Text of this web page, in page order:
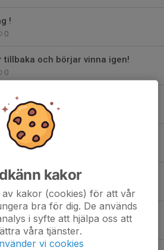
!
0
tillbaka och börjar vinna igen!
0
denna gång mot FC Tolkarna
0
dramatik
andra seriematch
i premiären, trots nervöst spel!
1
kakor
av kakor (cookies) för att vår
bra för dig. De används
i syfte att hjälpa oss att
våra tjänster.
vi cookies